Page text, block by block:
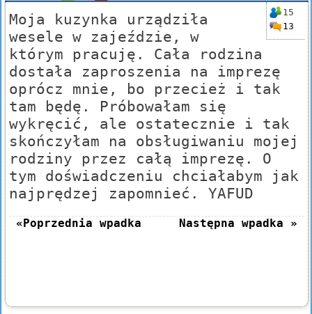
15
13
Moja kuzynka urządziła
wesele w zajeździe, w
którym pracuję. Cała rodzina
dostała zaproszenia na imprezę
oprócz mnie, bo przecież i tak
tam będę. Próbowałam się
wykręcić, ale ostatecznie i tak
skończyłam na obsługiwaniu mojej
rodziny przez całą imprezę. O
tym doświadczeniu chciałabym jak
najprędzej zapomnieć. YAFUD
«Poprzednia wpadka Następna wpadka »